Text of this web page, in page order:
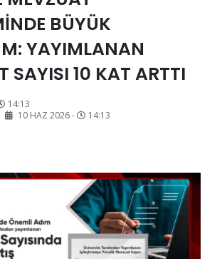
BÜYÜK
YAYIMLANAN
SAYISI 10 KAT ARTTI
14:13
10 HAZ 2026 - 14:13